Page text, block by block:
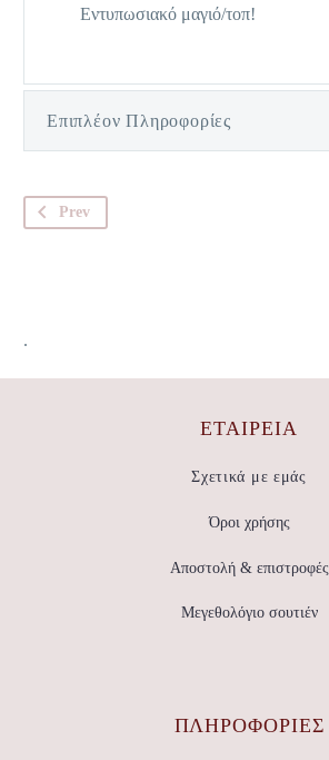
Εντυπωσιακό μαγιό/τοπ!
Επιπλέον Πληροφορίες
Prev
.
ΕΤΑΙΡΕΊΑ
Σχετικά με εμάς
Όροι χρήσης
Αποστολή & επιστροφές
Μεγεθολόγιο σουτιέν
ΠΛΗΡΟΦΟΡΙΕΣ